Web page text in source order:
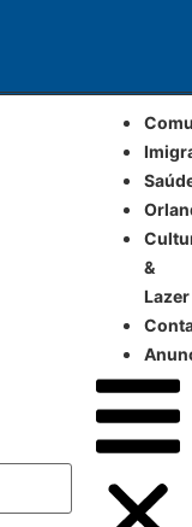
&
Lazer